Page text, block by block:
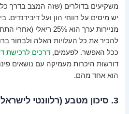
יש מיסים על רווחי הון ועל דיבידנדים.
מניירות ערך הוא 25%
להכיר את כל העלויות האלה ולבחור
ככל האפשר. לפעמים,דרכים לרכישת
דורשות היכרות מעמיקה עם נושאים
הוא אחד מהם.
3. סיכון מטבע (רלוונטי לישראלים).